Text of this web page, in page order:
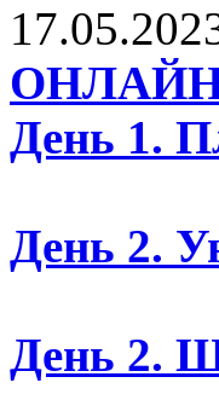
День 1.
День 2.
День 2.